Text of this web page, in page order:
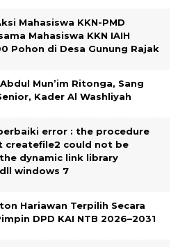
Mahasiswa KKN-PMD
Mahasiswa KKN IAIH
Pohon di Desa Gunung Rajak
Abdul Mun’im Ritonga, Sang
Kader Al Washliyah
error : the procedure
createfile2 could not be
dynamic link library
windows 7
Hariawan Terpilih Secara
DPD KAI NTB 2026–2031